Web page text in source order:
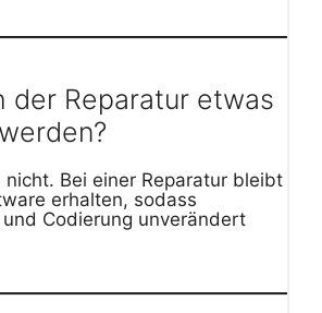
der Reparatur etwas
nicht. Bei einer Reparatur bleibt
erhalten, sodass
Codierung unverändert